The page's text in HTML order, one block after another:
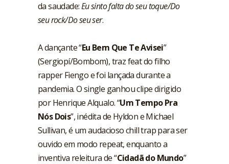
da saudade:Eu sinto falta do seu toque/Do
seu rock/Do seu ser.
A dançante “Eu Bem Que Te Avisei”
(Sergiopí/Bombom), traz feat do filho
rapper Fiengo e foi lançada durante a
pandemia. O single ganhou clipe dirigido
por Henrique Alqualo. “Um Tempo Pra
Nós Dois”, inédita de Hyldon e Michael
Sullivan, é um audacioso chill trap para ser
ouvido em modo repeat, enquanto a
inventiva releitura de “Cidadã do Mundo”